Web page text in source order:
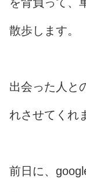
散歩します。
出会った人と
れさせてくれ
前日に、